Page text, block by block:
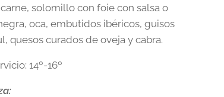
solomillo con foie con salsa o
oca, embutidos ibéricos, guisos
quesos curados de oveja y cabra.
14º-16º